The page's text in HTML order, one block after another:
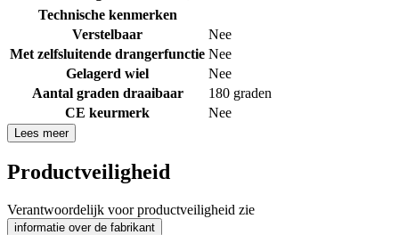
Technische kenmerken
Verstelbaar
Nee
Met zelfsluitende drangerfunctie Nee
Gelagerd wiel
Nee
Aantal graden draaibaar
180 graden
CE keurmerk
Nee
Lees meer
Productveiligheid
Verantwoordelijk voor productveiligheid zie
informatie over de fabrikant